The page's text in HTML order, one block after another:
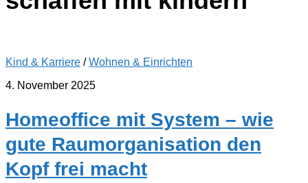
Kind & Karriere /Wohnen & Einrichten
4. November 2025
Homeoffice mit System – wie
gute Raumorganisation den
Kopf frei macht